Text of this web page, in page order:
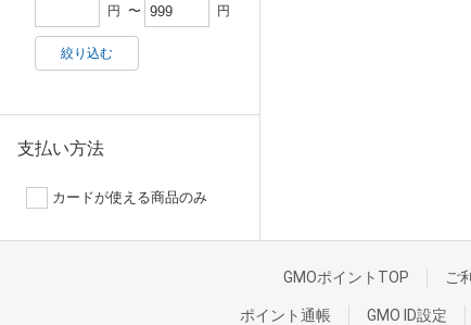
円 〜 円
絞り込む
支払い方法
カードが使える商品のみ
GMOポイントTOP ご
ポイント通帳 GMO ID設定